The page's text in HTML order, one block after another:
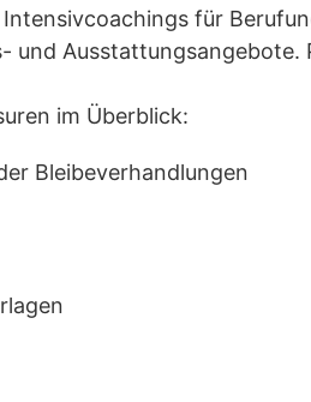
für
und
im Überblick:
Bleibeverhandlungen